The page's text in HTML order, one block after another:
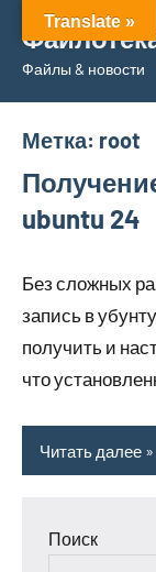
Перейти
содержимому
Файлы & новости
Метка: root
ubuntu 24
Без сложных
запись в
получить и
что
Читать далее
Поиск
Translate »